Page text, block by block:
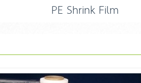
PE Shrink Film